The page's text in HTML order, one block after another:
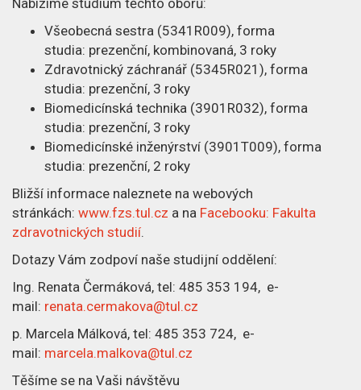
t
n
e
k
č
l
k
Nabízíme studium těchto oborů:
Všeobecná sestra (5341R009), forma
studia: prezenční, kombinovaná, 3 roky
Zdravotnický záchranář (5345R021), forma
studia: prezenční, 3 roky
Biomedicínská technika (3901R032), forma
studia: prezenční, 3 roky
Biomedicínské inženýrství (3901T009), forma
studia: prezenční, 2 roky
Bližší informace naleznete na webových
stránkách: www.fzs.tul.cz a na Facebooku: Fakulta
zdravotnických studií.
Dotazy Vám zodpoví naše studijní oddělení:
Ing. Renata Čermáková, tel: 485 353 194, e-
mail: renata.cermakova@tul.cz
p. Marcela Málková, tel: 485 353 724, e-
mail: marcela.malkova@tul.cz
Těšíme se na Vaši návštěvu